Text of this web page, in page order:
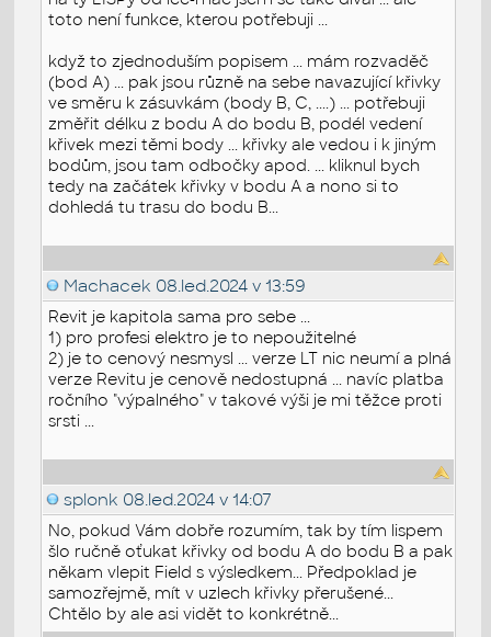
toto není funkce, kterou potřebuji ...
když to zjednoduším popisem ... mám rozvaděč
(bod A) ... pak jsou různě na sebe navazující křivky
ve směru k zásuvkám (body B, C, ....) ... potřebuji
změřit délku z bodu A do bodu B, podél vedení
křivek mezi těmi body ... křivky ale vedou i k jiným
bodům, jsou tam odbočky apod. ... kliknul bych
tedy na začátek křivky v bodu A a nono si to
dohledá tu trasu do bodu B...
Machacek 08.led.2024 v 13:59
Revit je kapitola sama pro sebe ...
1) pro profesi elektro je to nepoužitelné
2) je to cenový nesmysl ... verze LT nic neumí a plná
verze Revitu je cenově nedostupná ... navíc platba
ročního "výpalného" v takové výši je mi těžce proti
srsti ...
splonk 08.led.2024 v 14:07
No, pokud Vám dobře rozumím, tak by tím lispem
šlo ručně oťukat křivky od bodu A do bodu B a pak
někam vlepit Field s výsledkem... Předpoklad je
samozřejmě, mít v uzlech křivky přerušené...
Chtělo by ale asi vidět to konkrétně...